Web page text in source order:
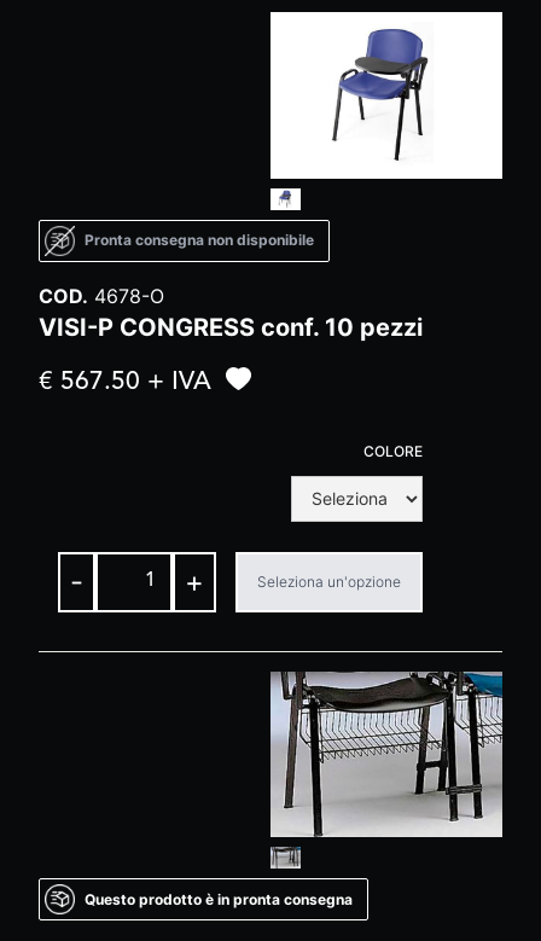
Pronta consegna non disponibile
COD. 4678-O
VISI-P CONGRESS conf. 10 pezzi
€ 567.50 + IVA
COLORE
- + Seleziona un'opzione
Questo prodotto è in pronta consegna